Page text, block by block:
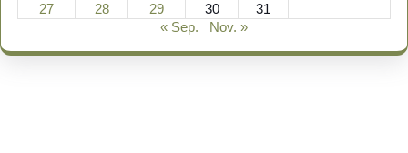
27
28 29 30
31
« Sep.
Nov. »